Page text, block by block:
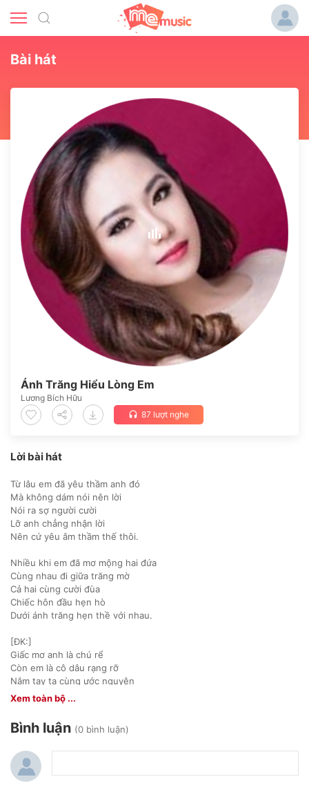
Bài hát
Ánh Trăng Hiểu Lòng Em
Lương Bích Hữu
headset 87 lượt nghe
Lời bài hát
Từ lâu em đã yêu thầm anh đó
Mà không dám nói nên lời
Nói ra sợ người cười
Lỡ anh chẳng nhận lời
Nên cứ yêu âm thầm thế thôi.
Nhiều khi em đã mơ mộng hai đứa
Cùng nhau đi giữa trăng mờ
Cả hai cùng cười đùa
Chiếc hôn đầu hẹn hò
Dưới ánh trăng hẹn thề với nhau.
[ĐK:]
Giấc mơ anh là chú rể
Còn em là cô dâu rạng rỡ
Nắm tay ta cùng ước nguyện
Trọn đời ta yêu không cách xa.
Từ lâu em đã yêu thầm anh đó
Mà không dám nói nên lời
Của em còn ngại ngùng
Dẫu đã yêu người rồi biết không?
Xem toàn bộ ...
Bình luận (0 bình luận)